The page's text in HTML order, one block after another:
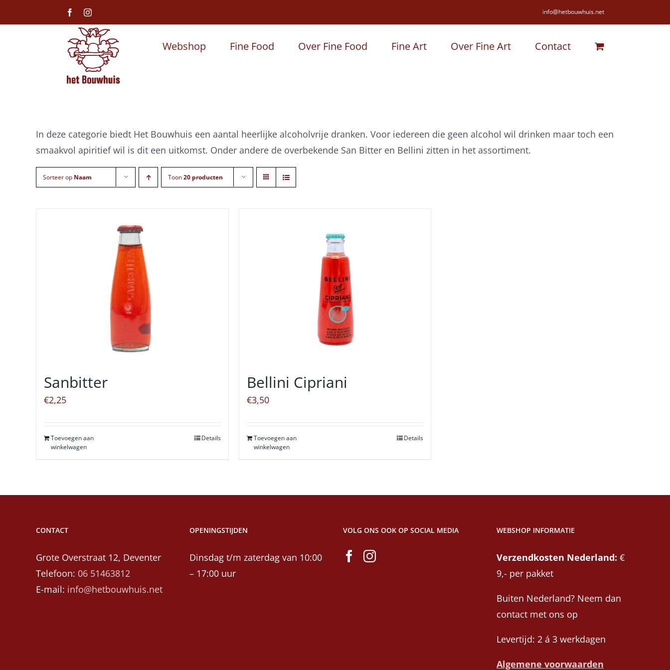
naar
FacebookInstagram info@hetbouwhuis.net
Webshop Fine Food Over Fine Food Fine Art Over Fine Art Contact
In deze categorie biedt Het Bouwhuis een aantal heerlijke alcoholvrije dranken. Voor iedereen die geen alcohol wil drinken maar toch een
smaakvol apiritief wil is dit een uitkomst. Onder andere de overbekende San Bitter en Bellini zitten in het assortiment.
Sorteer op Naam Toon20 producten
Sanbitter
€2,25
Toevoegen aan
winkelwagen
Details
Bellini Cipriani
€3,50
Toevoegen aan
winkelwagen
Details
CONTACT
Grote Overstraat 12, Deventer
Telefoon: 06 51463812
E-mail: info@hetbouwhuis.net
OPENINGSTIJDEN
Dinsdag t/m zaterdag van 10:00
– 17:00 uur
VOLG ONS OOK OP SOCIAL MEDIA WEBSHOP INFORMATIE
Verzendkosten Nederland: €
9,- per pakket
Buiten Nederland? Neem dan
contact met ons op
Levertijd: 2 á 3 werkdagen
Algemene voorwaarden